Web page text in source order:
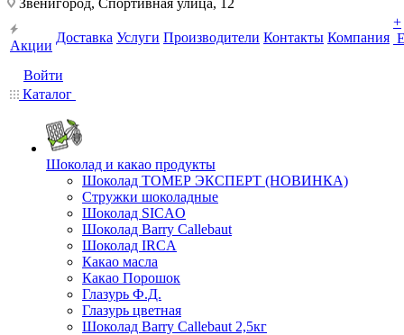
Звенигород, Спортивная улица, 12
Акции
Доставка Услуги Производители Контакты Компания
+
Войти
Каталог
Шоколад и какао продукты
Шоколад ТОМЕР ЭКСПЕРТ (НОВИНКА)
Стружки шоколадные
Шоколад SICAO
Шоколад Barry Callebaut
Шоколад IRCA
Какао масла
Какао Порошок
Глазурь Ф.Д.
Глазурь цветная
Шоколад Barry Callebaut 2,5кг